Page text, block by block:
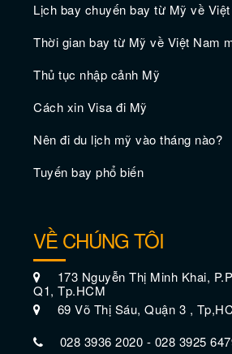
Lịch bay chuyến bay từ Mỹ về
Thời gian bay từ Mỹ về Việt Nam
Thủ tục nhập cảnh Mỹ
Cách xin Visa đi Mỹ
Nên đi du lịch mỹ vào tháng nào?
Tuyến bay phổ biến
VỀ CHÚNG TÔI
173 Nguyễn Thị Minh Khai,
Q1, Tp.HCM
69 Võ Thị Sáu, Quận 3 ,
028 3936 2020 - 028 3925